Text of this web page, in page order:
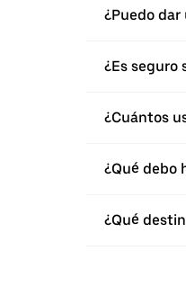
¿Puedo
¿Es seguro
¿Cuántos
¿Qué debo
¿Qué